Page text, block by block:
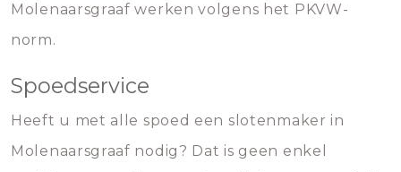
Molenaarsgraaf werken volgens het PKVW-
norm.
Spoedservice
Heeft u met alle spoed een slotenmaker in
Molenaarsgraaf nodig? Dat is geen enkel